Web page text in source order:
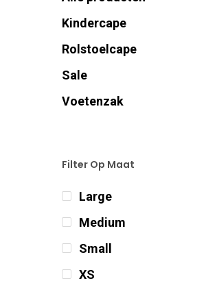
Kindercape
Rolstoelcape
Sale
Voetenzak
Filter Op Maat
Large
Medium
Small
XS